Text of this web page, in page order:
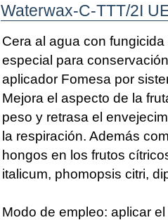
Waterwax-C-TTT/2I
Cera al agua con
especial para
aplicador Fomesa por
Mejora el aspecto de la
peso y retrasa el
la respiración. Además
hongos en los frutos
italicum, phomopsis citri,
Modo de empleo: aplicar